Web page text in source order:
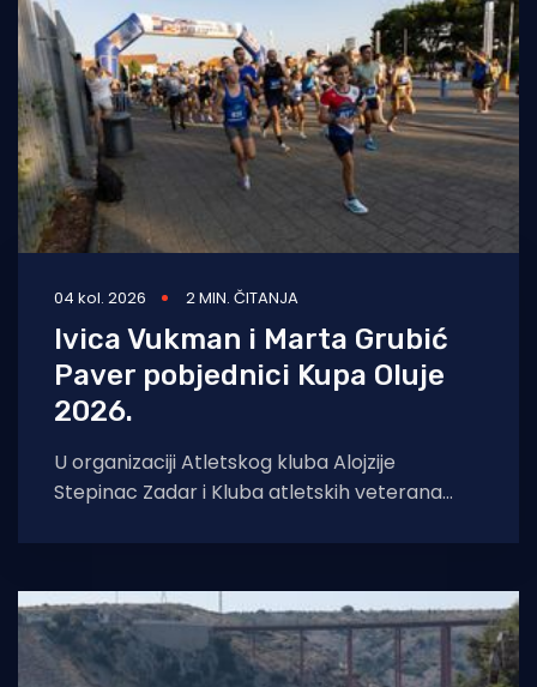
Turizam i nautika
Pomorstvo
Ribolov
Ekologija
Tradicija i kultura
04 kol. 2026 2 MIN. ČITANJA
Ivica Vukman i Marta Grubić
Paver pobjednici Kupa Oluje
2026.
U organizaciji Atletskog kluba Alojzije
Stepinac Zadar i Kluba atletskih veterana
održana